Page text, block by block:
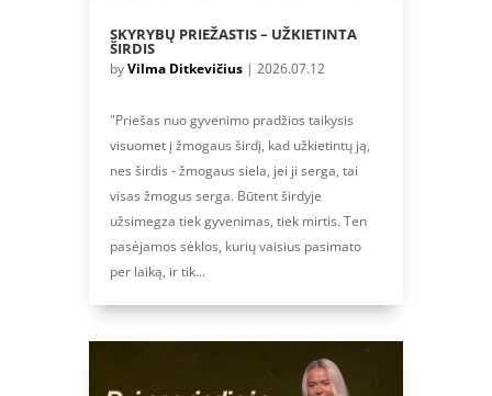
SKYRYBŲ PRIEŽASTIS – UŽKIETINTA
ŠIRDIS
byVilma Ditkevičius| 2026.07.12
"Priešas nuo gyvenimo pradžios taikysis
visuomet į žmogaus širdį, kad užkietintų ją,
nes širdis - žmogaus siela, jei ji serga, tai
visas žmogus serga. Būtent širdyje
užsimegza tiek gyvenimas, tiek mirtis. Ten
pasėjamos sėklos, kurių vaisius pasimato
per laiką, ir tik...